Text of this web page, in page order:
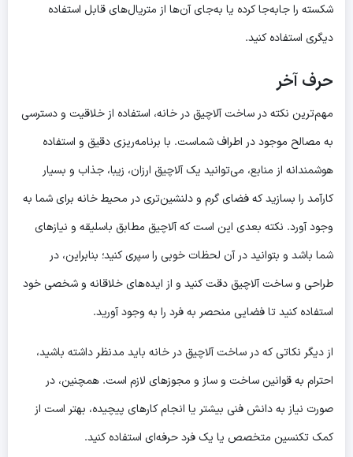
شکسته را جابه‌جا کرده یا به‌جای آن‌ها از متریال‌های قابل استفاده
دیگری استفاده کنید.
حرف آخر
مهم‌ترین نکته در ساخت آلاچیق در خانه، استفاده از خلاقیت و دسترسی
به مصالح موجود در اطراف شماست. با برنامه‌ریزی دقیق و استفاده
هوشمندانه از منابع، می‌توانید یک آلاچیق ارزان، زیبا، جذاب و بسیار
کارآمد را بسازید که فضای گرم و دلنشین‌تری در محیط خانه برای شما به
وجود آورد. نکته بعدی این است که آلاچیق مطابق باسلیقه و نیازهای
شما باشد و بتوانید در آن لحظات خوبی را سپری کنید؛ بنابراین، در
طراحی و ساخت آلاچیق دقت کنید و از ایده‌های خلاقانه و شخصی خود
استفاده کنید تا فضایی منحصر به فرد را به وجود آورید.
از دیگر نکاتی که در ساخت آلاچیق در خانه باید مدنظر داشته باشید،
احترام به قوانین ساخت و ساز و مجوزهای لازم است. همچنین، در
صورت نیاز به دانش فنی بیشتر یا انجام کارهای پیچیده، بهتر است از
کمک تکنسین متخصص یا یک فرد حرفه‌ای استفاده کنید.